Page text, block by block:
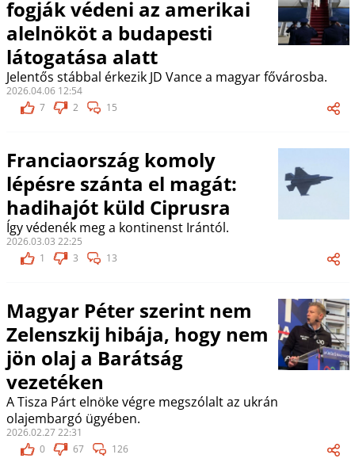
fogják védeni az amerikai
alelnököt a budapesti
látogatása alatt
Jelentős stábbal érkezik JD Vance a magyar fővárosba.
2026.04.06 12:54
7
2 15
Franciaország komoly
lépésre szánta el magát:
hadihajót küld Ciprusra
Így védenék meg a kontinenst Irántól.
2026.03.03 22:25
1
3 13
Magyar Péter szerint nem
Zelenszkij hibája, hogy nem
jön olaj a Barátság
vezetéken
A Tisza Párt elnöke végre megszólalt az ukrán
olajembargó ügyében.
2026.02.27 22:31
0
67 126